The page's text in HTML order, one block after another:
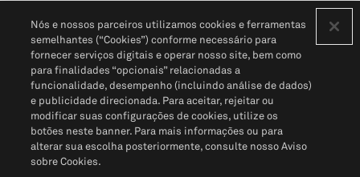
Política de PrivacidadePortal de privacidade do cliente (em inglês)
Não Venda Minhas Informações Pessoais© 2026 S&P Global
Nós e nossos parceiros utilizamos cookies e ferramentas
semelhantes (“Cookies”) conforme necessário para
fornecer serviços digitais e operar nosso site, bem como
para finalidades “opcionais” relacionadas a
funcionalidade, desempenho (incluindo análise de dados)
e publicidade direcionada. Para aceitar, rejeitar ou
modificar suas configurações de cookies, utilize os
botões neste banner. Para mais informações ou para
alterar sua escolha posteriormente, consulte nosso Aviso
sobre Cookies.